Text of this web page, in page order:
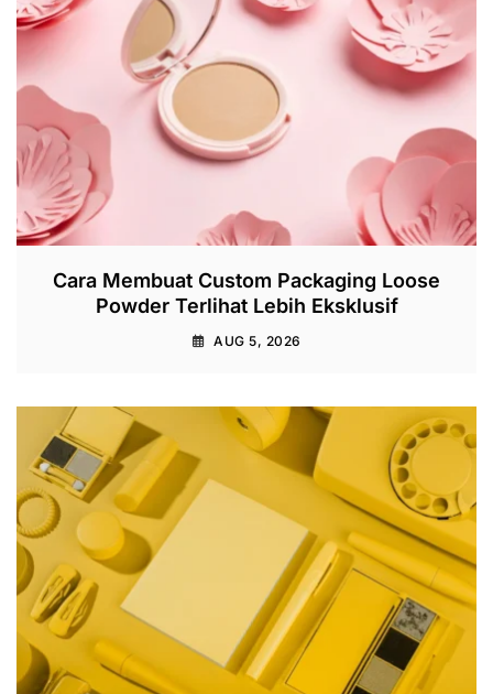
Cara Membuat Custom Packaging Loose
Powder Terlihat Lebih Eksklusif
AUG 5, 2026